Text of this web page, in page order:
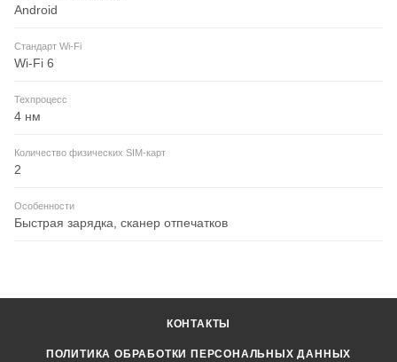
Android
Стандарт Wi-Fi
Wi-Fi 6
Техпроцесс
4 нм
Количество физических SIM-карт
2
Особенности
Быстрая зарядка, сканер отпечатков
КОНТАКТЫ
ПОЛИТИКА ОБРАБОТКИ ПЕРСОНАЛЬНЫХ ДАННЫХ